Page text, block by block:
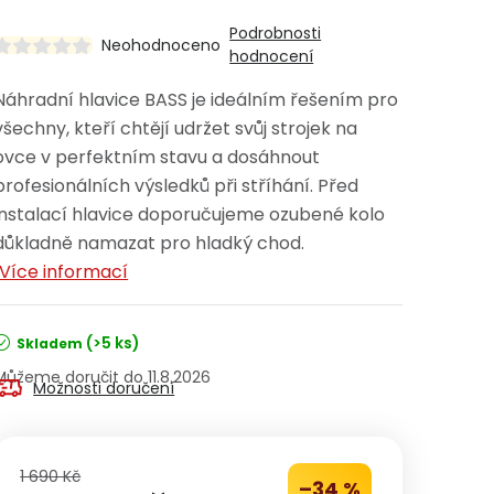
Neohodnoceno
Podrobnosti
hodnocení
hlavice BASS je ideálním řešením pro
kteří chtějí udržet svůj strojek na
v perfektním stavu a dosáhnout
výsledků při stříhání. Před
hlavice doporučujeme ozubené kolo
namazat pro hladký chod.
Více informací
Skladem (>5 ks)
11.8.2026
Možnosti doručení
1 690 Kč